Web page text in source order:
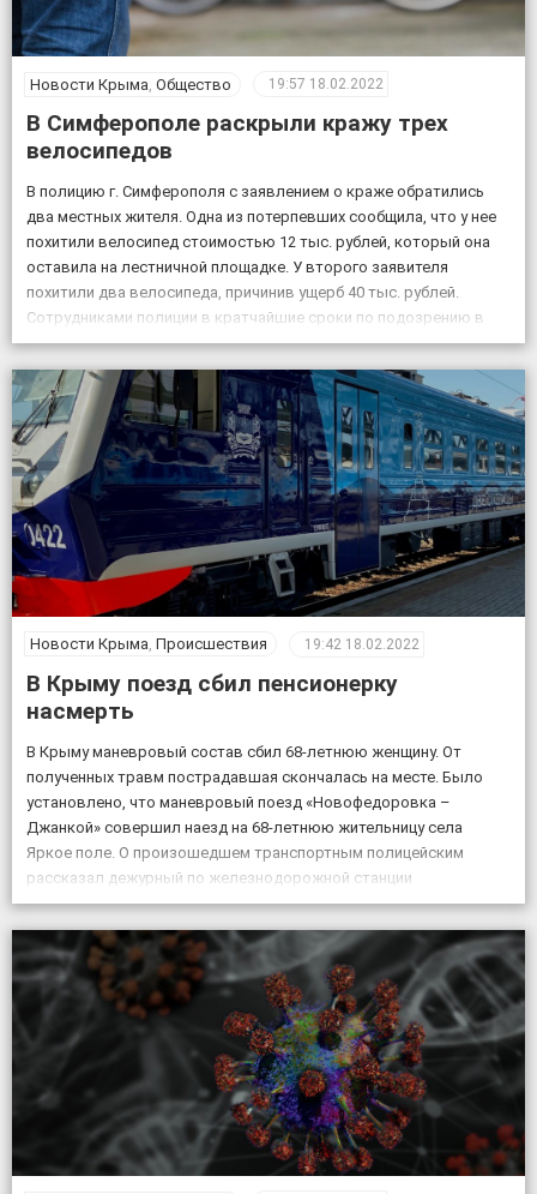
Новости Крыма Общество 19:57 18.02.2022
В Симферополе раскрыли кражу трех
велосипедов
В полицию г. Симферополя с заявлением о краже обратились
два местных жителя. Одна из потерпевших сообщила, что у нее
похитили велосипед стоимостью 12 тыс. рублей, который она
оставила на лестничной площадке. У второго заявителя
похитили два велосипеда, причинив ущерб 40 тыс. рублей.
Сотрудниками полиции в кратчайшие сроки по подозрению в
совершении данных преступлений задержаны двое […]
Новости Крыма, Происшествия 19:42 18.02.2022
В Крыму поезд сбил пенсионерку
насмерть
В Крыму маневровый состав сбил 68-летнюю женщину. От
полученных травм пострадавшая скончалась на месте. Было
установлено, что маневровый поезд «Новофедоровка –
Джанкой» совершил наезд на 68-летнюю жительницу села
Яркое поле. О произошедшем транспортным полицейским
рассказал дежурный по железнодорожной станции
«Кировская». «Женщина переходила через железнодорожные
пути в установленном для этого месте, но на сигналы,
подаваемые машинистом, […]